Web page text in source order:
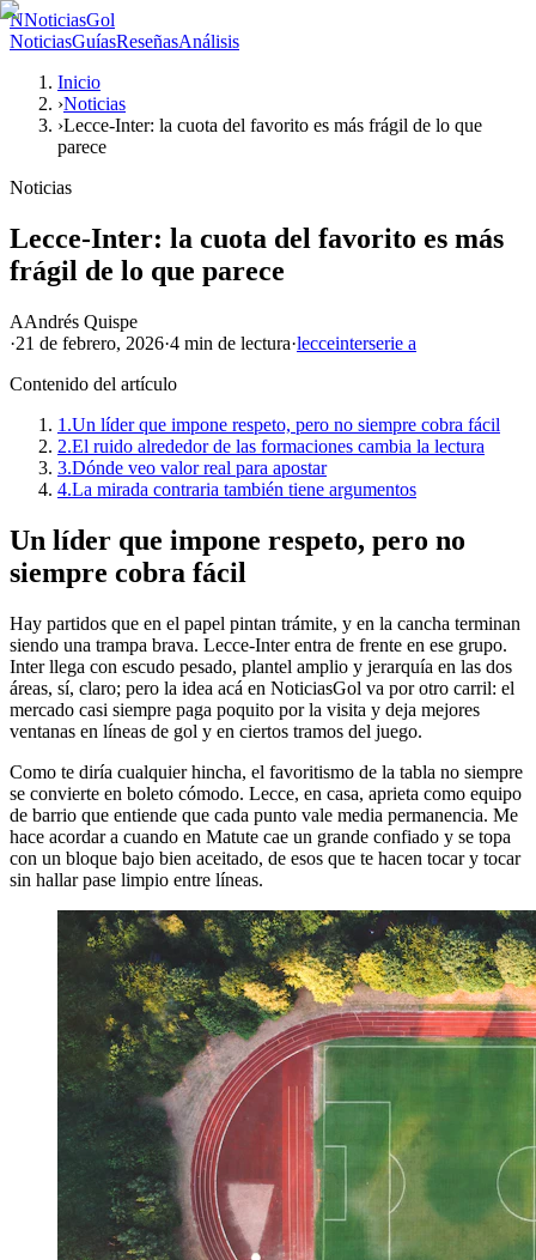
NNoticiasGol
NoticiasGuíasReseñasAnálisis
Inicio
›Noticias
›Lecce-Inter: la cuota del favorito es más frágil de lo que
parece
Noticias
Lecce-Inter: la cuota del favorito es más
frágil de lo que parece
AAndrés Quispe
·21 de febrero, 2026·4 min de lectura·lecceinterserie a
Contenido del artículo
1.Un líder que impone respeto, pero no siempre cobra fácil
2.El ruido alrededor de las formaciones cambia la lectura
3.Dónde veo valor real para apostar
4.La mirada contraria también tiene argumentos
Un líder que impone respeto, pero no
siempre cobra fácil
Hay partidos que en el papel pintan trámite, y en la cancha terminan
siendo una trampa brava. Lecce-Inter entra de frente en ese grupo.
Inter llega con escudo pesado, plantel amplio y jerarquía en las dos
áreas, sí, claro; pero la idea acá en NoticiasGol va por otro carril: el
mercado casi siempre paga poquito por la visita y deja mejores
ventanas en líneas de gol y en ciertos tramos del juego.
Como te diría cualquier hincha, el favoritismo de la tabla no siempre
se convierte en boleto cómodo. Lecce, en casa, aprieta como equipo
de barrio que entiende que cada punto vale media permanencia. Me
hace acordar a cuando en Matute cae un grande confiado y se topa
con un bloque bajo bien aceitado, de esos que te hacen tocar y tocar
sin hallar pase limpio entre líneas.